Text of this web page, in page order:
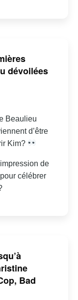
dévoilées
Beaulieu
d’être
Kim?
de
célébrer
Bad